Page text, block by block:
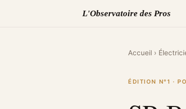
L'Observatoire des Pros
Accueil ›
ÉDITION N°1 ·